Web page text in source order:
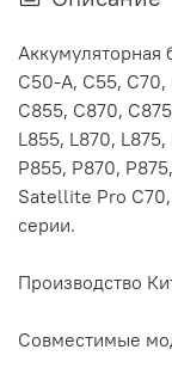
Аккумуляторная
C50-A, C55,
C855, C870,
L855, L870,
P855, P870,
Satellite Pro
серии.
Производство
Совместимые